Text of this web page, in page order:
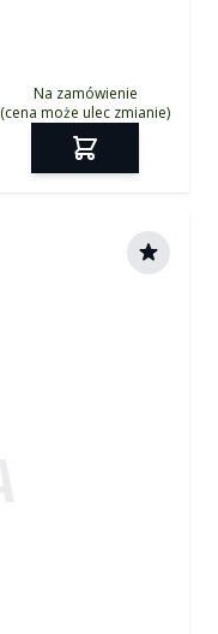
Na zamówienie
(cena może ulec zmianie)